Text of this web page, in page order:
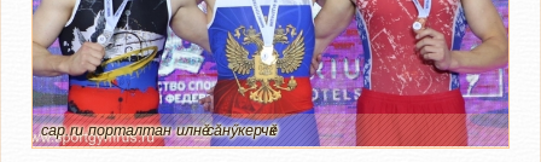
cap.ru порталтан илнӗ cӑнӳкерчӗк